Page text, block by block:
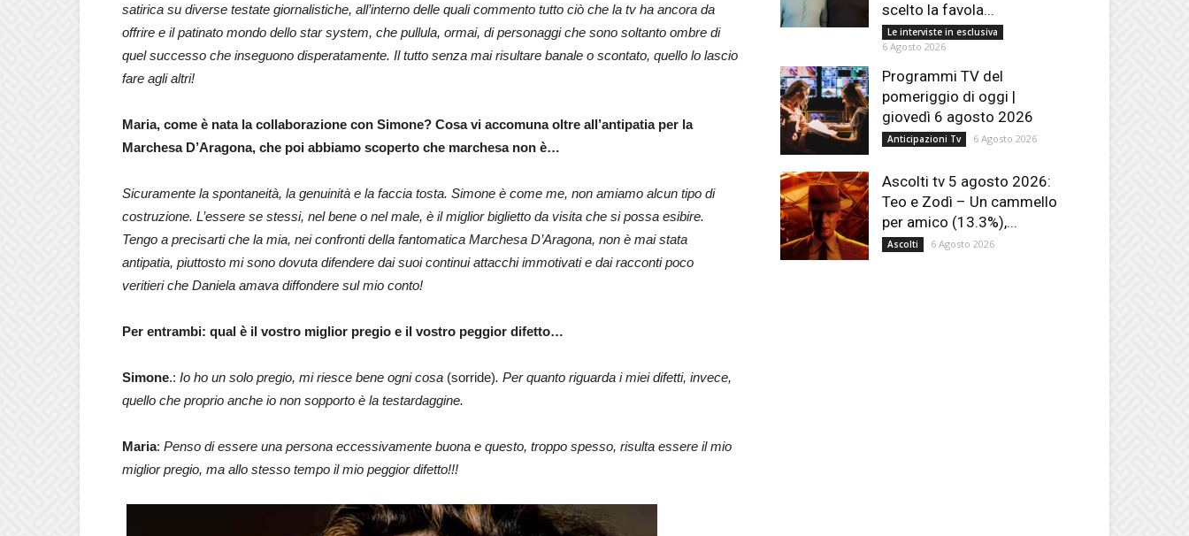
satirica su diverse testate giornalistiche, all’interno delle quali commento tutto ciò che la tv ha ancora da
offrire e il patinato mondo dello star system, che pullula, ormai, di personaggi che sono soltanto ombre di
quel successo che inseguono disperatamente. Il tutto senza mai risultare banale o scontato, quello lo lascio
fare agli altri!
Maria, come è nata la collaborazione con Simone? Cosa vi accomuna oltre all’antipatia per la
Marchesa D’Aragona, che poi abbiamo scoperto che marchesa non è…
Sicuramente la spontaneità, la genuinità e la faccia tosta. Simone è come me, non amiamo alcun tipo di
costruzione. L’essere se stessi, nel bene o nel male, è il miglior biglietto da visita che si possa esibire.
Tengo a precisarti che la mia, nei confronti della fantomatica Marchesa D’Aragona, non è mai stata
antipatia, piuttosto mi sono dovuta difendere dai suoi continui attacchi immotivati e dai racconti poco
veritieri che Daniela amava diffondere sul mio conto!
Per entrambi: qual è il vostro miglior pregio e il vostro peggior difetto…
Simone.: Io ho un solo pregio, mi riesce bene ogni cosa (sorride). Per quanto riguarda i miei difetti, invece,
quello che proprio anche io non sopporto è la testardaggine.
Maria: Penso di essere una persona eccessivamente buona e questo, troppo spesso, risulta essere il mio
miglior pregio, ma allo stesso tempo il mio peggior difetto!!!
scelto la favola...
Le interviste in esclusiva
6 Agosto 2026
Programmi TV del
pomeriggio di oggi |
giovedì 6 agosto 2026
Anticipazioni Tv 6 Agosto 2026
Ascolti tv 5 agosto 2026:
Teo e Zodì – Un cammello
per amico (13.3%),...
Ascolti 6 Agosto 2026